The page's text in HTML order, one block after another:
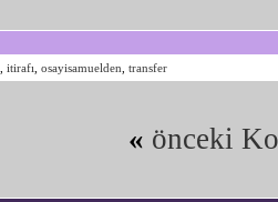
itirafı osayisamuelden transfer
« önceki